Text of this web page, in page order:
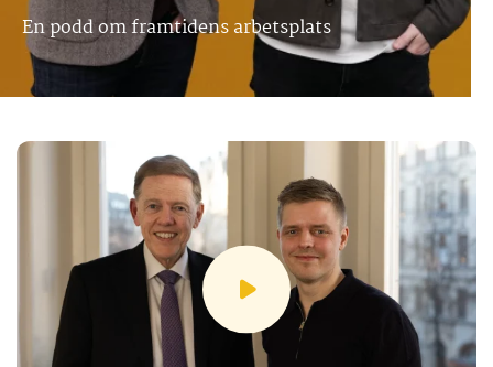
En podd om framtidens arbetsplats